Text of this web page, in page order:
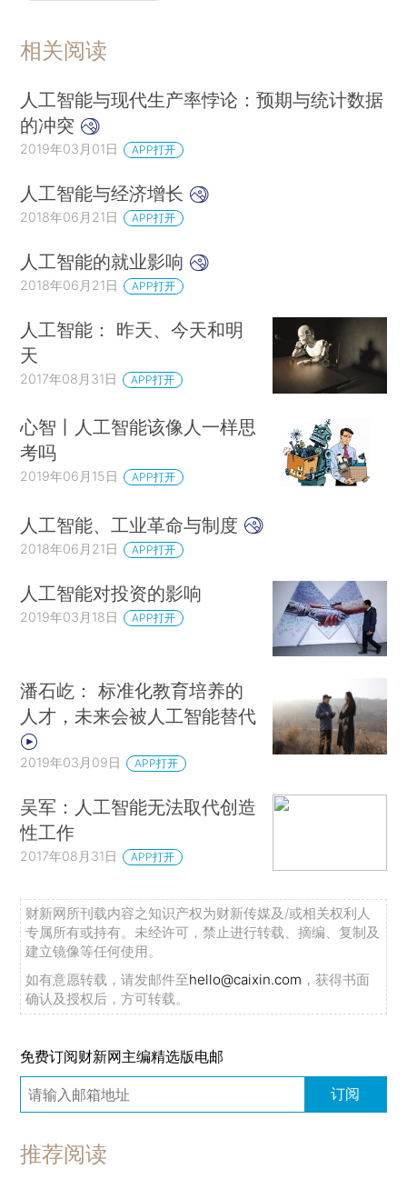
相关阅读
人工智能与现代生产率悖论：预期与统计数据
的冲突
2019年03月01日 APP打开
人工智能与经济增长
2018年06月21日 APP打开
人工智能的就业影响
2018年06月21日 APP打开
人工智能： 昨天、今天和明
天
2017年08月31日 APP打开
心智丨人工智能该像人一样思
考吗
2019年06月15日 APP打开
人工智能、工业革命与制度
2018年06月21日 APP打开
人工智能对投资的影响
2019年03月18日 APP打开
潘石屹： 标准化教育培养的
人才，未来会被人工智能替代
2019年03月09日 APP打开
吴军：人工智能无法取代创造
性工作
2017年08月31日 APP打开
财新网所刊载内容之知识产权为财新传媒及/或相关权利人
专属所有或持有。未经许可，禁止进行转载、摘编、复制及
建立镜像等任何使用。
如有意愿转载，请发邮件至hello@caixin.com ，获得书面
确认及授权后，方可转载。
免费订阅财新网主编精选版电邮
订阅
推荐阅读